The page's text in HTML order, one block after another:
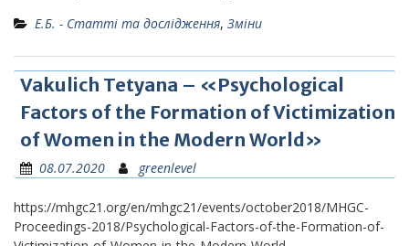
Е.Б. - Статті та дослідження, Зміни
Vakulich Tetyana – «Psychological
Factors of the Formation of Victimization
of Women in the Modern World»
08.07.2020 greenlevel
https://mhgc21.org/en/mhgc21/events/october2018/MHGC-
Proceedings-2018/Psychological-Factors-of-the-Formation-of-